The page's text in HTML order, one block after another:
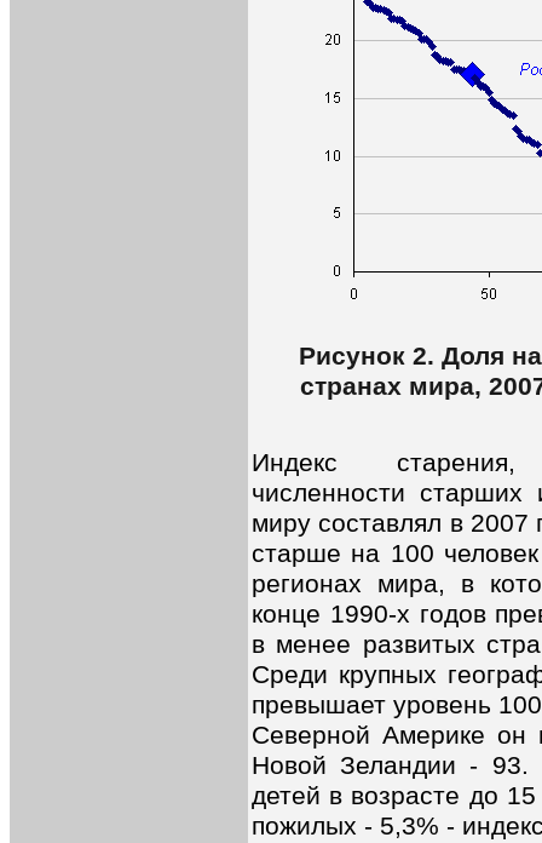
Рисунок 2. Доля
странах мира,
Индекс
численности
миру составлял в 2007
старше на 100
регионах мира, в
конце 1990-х годов
в менее развитых
Среди крупных
превышает уровень
Северной Америке он
Новой Зеландии -
детей в возрасте до
пожилых - 5,3% -